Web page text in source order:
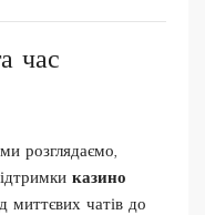
час
розглядаємо,
казино
миттєвих чатів до